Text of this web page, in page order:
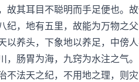
故其耳目不聪明而手足便也。
纪，地有五里，故能为万物之
以养头，下象地以养足，中傍
，肠胃为海，九窍为水注之气
不法天之纪，不用地之理，则灾